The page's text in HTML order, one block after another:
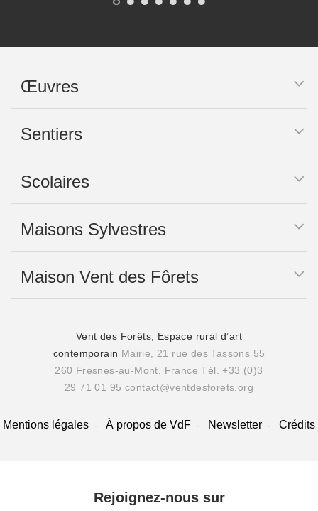
Œuvres
Sentiers
Scolaires
Maisons Sylvestres
Maison Vent des Fôrets
Vent des Forêts, Espace rural d’art
contemporain Mairie, 21 rue des Tassons 55
260 Fresnes-au-Mont, France Tél. +33 (0)3
29 71 01 95 contact@ventdesforets.org
Mentions légales À propos de VdF Newsletter Crédits
Rejoignez-nous sur